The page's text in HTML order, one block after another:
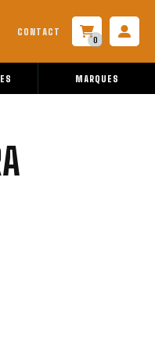
CONTACT
0
MARQUES